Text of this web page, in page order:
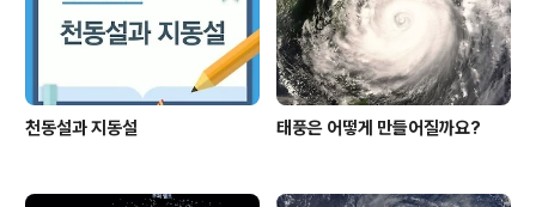
천동설과 지동설 태풍은 어떻게 만들어질까요?